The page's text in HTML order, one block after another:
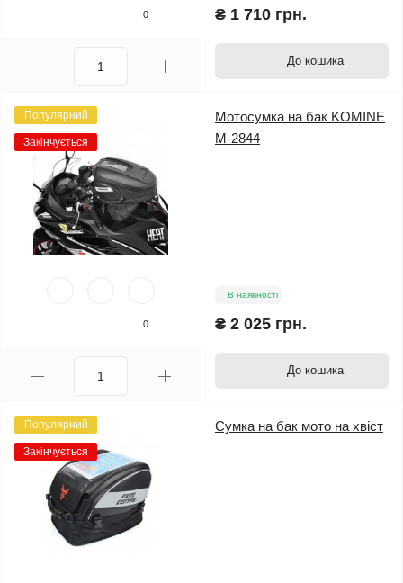
0 ₴ 1 710 грн.
До кошика
Популярний
Закінчується
0
Мотосумка на бак KOMINE
M-2844
В наявності
₴ 2 025 грн.
До кошика
Популярний
Закінчується
Сумка на бак мото на хвіст